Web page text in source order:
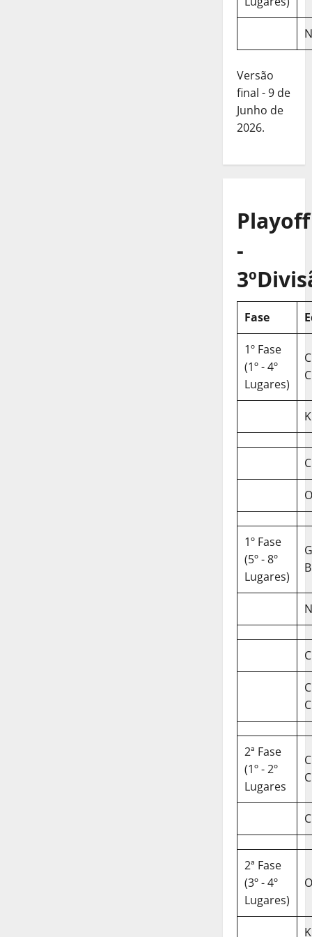
Versão
final - 9 de
Junho de
2026.
Playoff
-
Fase
1º Fase
(1º - 4º
Lugares)
C
1º Fase
(5º - 8º
Lugares)
B
C
2ª Fase
(1º - 2º
Lugares
C
2ª Fase
(3º - 4º
Lugares)